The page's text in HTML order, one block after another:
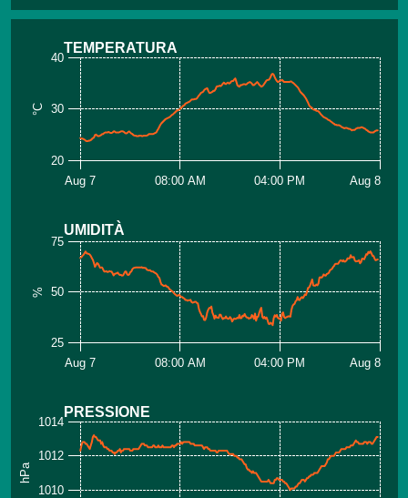
°C
TEMPERATURA
Aug 7 08:00 AM 04:00 PM Aug 8
20
30
40
%
UMIDITÀ
Aug 7 08:00 AM 04:00 PM Aug 8
25
50
75
hPa
PRESSIONE
1010
1012
1014